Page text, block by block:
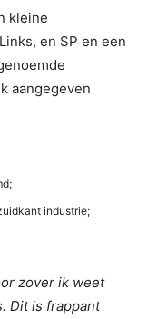
kleine
en SP en een
aangegeven
industrie;
zover ik weet
Dit is frappant